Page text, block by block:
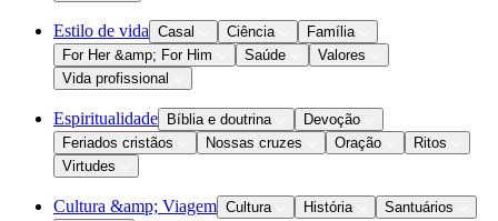
Estilo de vida Casal Ciência
Família
For Her &amp; For Him
Saúde
Valores
Vida profissional
Espiritualidade Bíblia e doutrina
Devoção
Feriados cristãos
Nossas cruzes Oração
Ritos
Virtudes
Cultura &amp; Viagem Cultura História
Santuários